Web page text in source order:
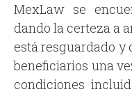
MexLaw se
dando la certeza a
está resguardado y
beneficiarios una
condiciones